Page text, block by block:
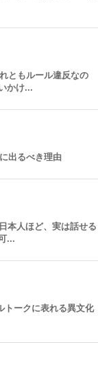
ともルール違反なの
かけ...
出るべき理由
本人ほど、実は話せる
...
トークに表れる異文化